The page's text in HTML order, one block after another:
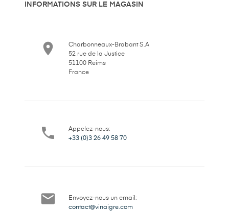
INFORMATIONS SUR LE MAGASIN

Charbonneaux-Brabant S.A
52 rue de la Justice
51100 Reims
France

Appelez-nous:
+33 (0)3 26 49 58 70

Envoyez-nous un email:
contact@vinaigre.com